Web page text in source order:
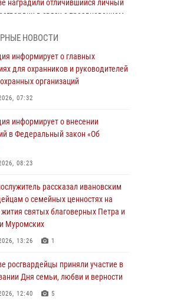
наградили отличившийся личный
в связи с празднованием
росгвардейцы оказали помощь
мужчине, которому стало плохо во
личный состав Росгвардии принял
торжественных мероприятиях,
2026, 11:46 13
в рамках акции «Каникулы с
продолжаются в Ивановской
области при содействии
задержаны подозреваемые в
НОВОСТИ
информирует о главных
для охранников и руководителей
организаций
07:32
информирует о внесении
в Федеральный закон «Об
08:23
рассказал ивановским
о семейных ценностях на
святых благоверных Петра и
Муромских
13:26 1
росгвардейцы приняли участие в
Дня семьи, любви и верности
12:40 5